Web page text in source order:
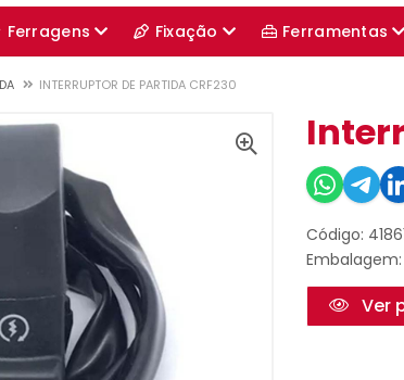
Ferragens Fixação Ferramentas
INTERRUPTOR DE PARTIDA CRF230
Código:
Embalagem:
Ver